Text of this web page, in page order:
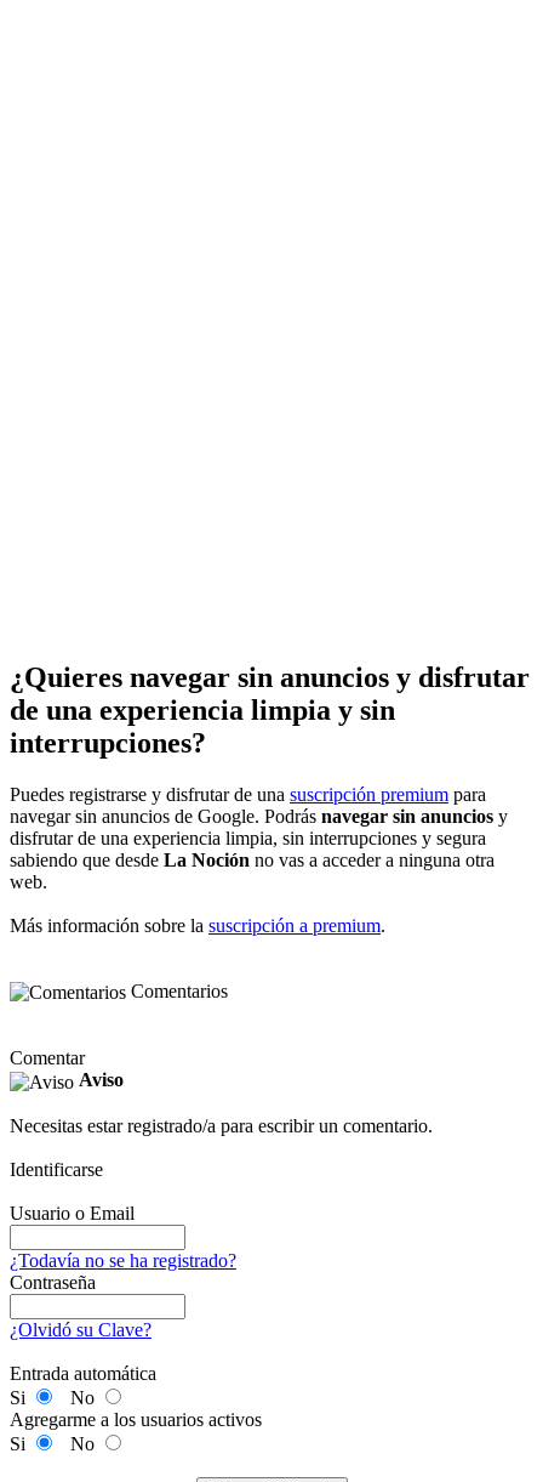
¿Quieres navegar sin anuncios y disfrutar
de una experiencia limpia y sin
interrupciones?
Puedes registrarse y disfrutar de una suscripción premium para
navegar sin anuncios de Google. Podrás navegar sin anuncios y
disfrutar de una experiencia limpia, sin interrupciones y segura
sabiendo que desde La Noción no vas a acceder a ninguna otra
web.
Más información sobre la suscripción a premium.
Comentarios
Comentar
Aviso
Necesitas estar registrado/a para escribir un comentario.
Identificarse
Usuario o Email
¿Todavía no se ha registrado?
Contraseña
¿Olvidó su Clave?
Entrada automática
Si
No
Agregarme a los usuarios activos
Si
No